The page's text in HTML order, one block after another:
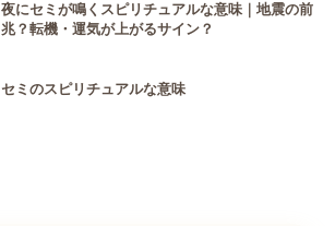
夜にセミが鳴くスピリチュアルな意味｜地震の前
兆？転機・運気が上がるサイン？
セミのスピリチュアルな意味